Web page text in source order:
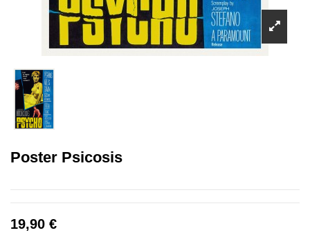
Poster Psicosis
19,90 €